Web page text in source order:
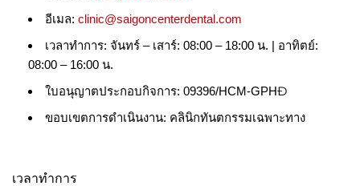
อีเมล: clinic@saigoncenterdental.com
เวลาทำการ: จันทร์ – เสาร์: 08:00 – 18:00 น. | อาทิตย์:
08:00 – 16:00 น.
ใบอนุญาตประกอบกิจการ: 09396/HCM-GPHĐ
ขอบเขตการดำเนินงาน: คลินิกทันตกรรมเฉพาะทาง
เวลาทำการ